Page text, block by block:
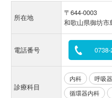
所在地
〒644-0003
和歌山県御坊市
電話番号
診療科目
内科 呼吸
循環器内科